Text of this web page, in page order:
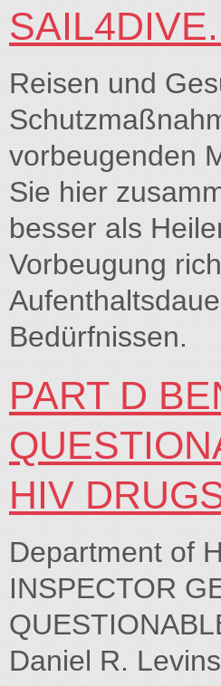
Reisen und
vorbeugenden
Sie hier
besser als
Vorbeugung
Bedürfnissen.
PART D
HIV
Department of
INSPECTOR
Daniel R.